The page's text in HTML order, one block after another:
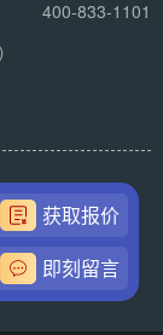
400-833-1101
获取报价
即刻留言